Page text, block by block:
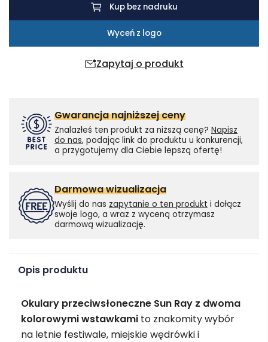
Zapytaj o produkt
Kup bez nadruku
Wyceń z logo
Gwarancja najniższej ceny
Znalazłeś ten produkt za niższą cenę? Napisz
do nas, podając link do produktu u konkurencji,
a przygotujemy dla Ciebie lepszą ofertę!
Darmowa wizualizacja
Wyślij do nas zapytanie o ten produkt i dołącz
swoje logo, a wraz z wyceną otrzymasz
darmową wizualizację.
Opis produktu
Okulary przeciwsłoneczne Sun Ray z dwoma
kolorowymi wstawkami to znakomity wybór
na letnie festiwale, miejskie wędrówki i